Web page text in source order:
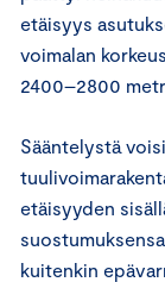
etäisyys
voimalan
2400–2800
Sääntelystä
etäisyyden
kuitenkin